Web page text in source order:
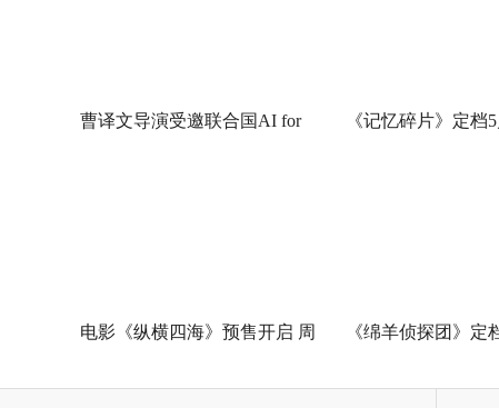
曹译文导演受邀联合国AI for 《记忆碎片》定档
电影《纵横四海》预售开启 周 《绵羊侦探团》定